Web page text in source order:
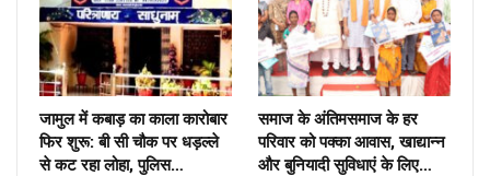
जामुल में कबाड़ का काला कारोबार
फिर शुरू: बी सी चौक पर धड़ल्ले
से कट रहा लोहा, पुलिस…
समाज के अंतिमसमाज के हर
परिवार को पक्का आवास, खाद्यान्न
और बुनियादी सुविधाएं के लिए…